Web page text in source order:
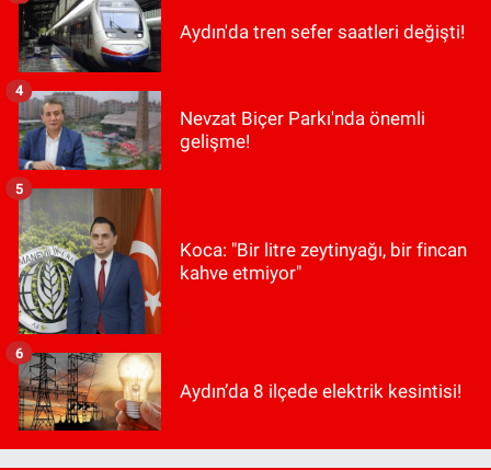
Aydın'da tren sefer saatleri değişti!
Nevzat Biçer Parkı'nda önemli
gelişme!
4
Koca: "Bir litre zeytinyağı, bir fincan
kahve etmiyor"
5
Aydın’da 8 ilçede elektrik kesintisi!
6